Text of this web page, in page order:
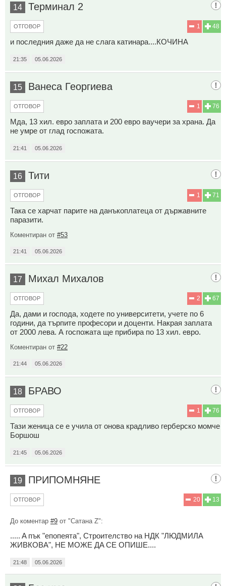
14 Терминал 2
48
1
ОТГОВОР
и последния даже да не слага катинара....КОЧИНА
21:35 05.06.2026
15 Ванеса Георгиева
76
1
ОТГОВОР
Мда, 13 хил. евро заплата и 200 евро ваучери за храна. Да
не умре от глад госпожата.
21:41 05.06.2026
16 Тити
71
1
ОТГОВОР
Така се харчат парите на данъкоплатеца от държавните
паразити.
Коментиран от #53
21:41 05.06.2026
17 Михал Михалов
67
2
ОТГОВОР
Да, дами и господа, ходете по университети, учете по 6
години, да търпите професори и доценти. Накрая заплата
от 2000 лева. А госпожата ще прибира по 13 хил. евро.
Коментиран от #22
21:44 05.06.2026
18 БРАВО
76
1
ОТГОВОР
Тази женица се е учила от онова крадливо герберско момче
Боршош
21:45 05.06.2026
19 ПРИПОМНЯНЕ
13
20
ОТГОВОР
До коментар #9 от "Сатана Z":
..... A пък "eпoпeятa", Cтрoитeлcтвo нa НДК "ЛЮДМИЛA
ЖИВКOВA", НE МOЖE ДA CE OПИШE....
21:48 05.06.2026